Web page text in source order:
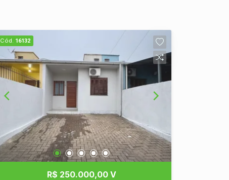
Cód. 16132
R$ 250.000,00 V